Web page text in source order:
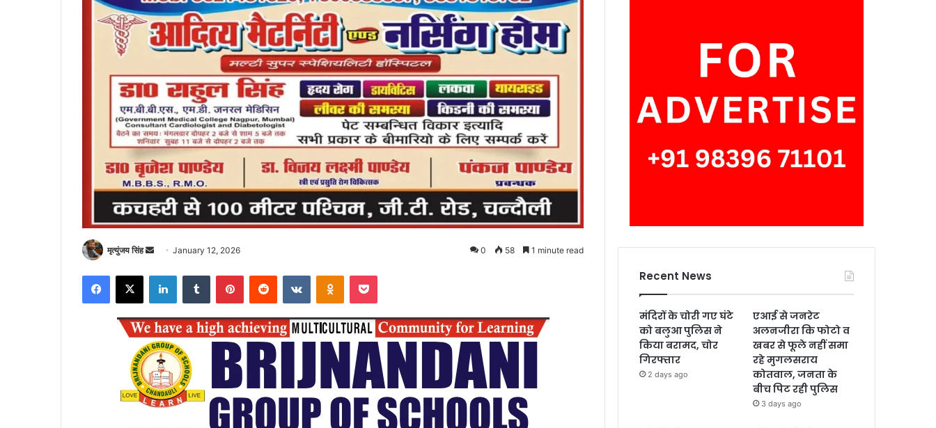
मृत्युंजय सिंह
Send
email
January 12, 2026 0 58 1 minute read
Facebook
X LinkedInTumblr PinterestReddit VKontakteOdnoklassniki
Pocket Recent News
मंदिरों के चोरी गए घंटे
को बलुआ पुलिस ने
किया बरामद, चोर
गिरफ्तार
2 days ago
एआई से जनरेट
अलनजीरा कि फोटो व
खबर से फूले नहीं समा
रहे मुगलसराय
कोतवाल, जनता के
बीच पिट रही पुलिस
3 days ago